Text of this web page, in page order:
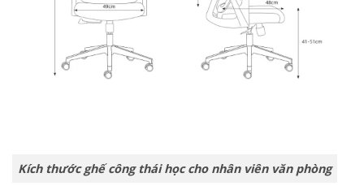
Kích thước ghế công thái học cho nhân viên văn phòng